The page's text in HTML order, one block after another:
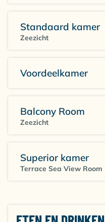
Standaard kamer
Zeezicht
Voordeelkamer
Balcony Room
Zeezicht
Superior kamer
Terrace Sea View Room